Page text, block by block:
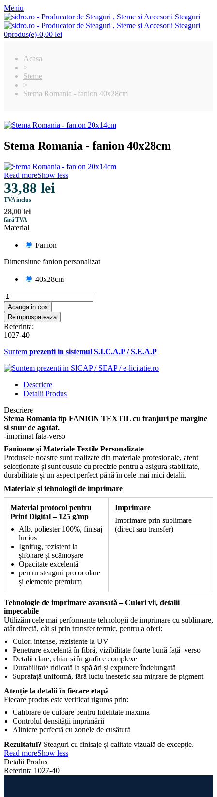
Meniu
0produs(e)-0,00 lei
Acasa
>
Steme
>
Stema Romania - fanion 40x28cm
Stema Romania - fanion 40x28cm
Read moreShow less
33,88 lei
TVA inclus
28,00 lei
fără TVA
Material
Fanion
Dimensiune fanion personalizat
40x28cm
Adauga in cos
Referinta:
1027-40
Suntem prezenti in sistemul S.I.C.A.P / S.E.A.P
Descriere
Detalii Produs
Descriere
Stema Romania tip FANION TEXTIL cu franjuri pe margine
si snur de agatat.
-imprimat fata-verso
Fanioane și Materiale Textile Personalizate
Produsele noastre sunt realizate din materiale profesionale, atent
selecționate și sunt cusute cu precizie pentru a asigura stabilitate,
durabilitate și un aspect perfect până în cele mai mici detalii.
Materiale și tehnologii de imprimare
Material protocol pentru
Print Digital – 125 g/mp
Alb, poliester 100%, finisaj
lucios
Ignifug, rezistent la
șifonare și scămoșare
Opacitate excelentă
pentru steaguri protocolare
și elemente premium
Imprimare
Imprimare prin sublimare
(direct sau transfer)
Tehnologie de imprimare avansată – Culori vii, detalii
impecabile
Utilizăm cele mai performante tehnologii de imprimare cu sublimare,
atât directă, cât și prin transfer termic, pentru a oferi:
Culori intense, rezistente la UV
Penetrare excelentă în fibră, vizibilitate foarte bună față–verso
Detalii clare, chiar și în grafice complexe
Durabilitate ridicată la spălări și expunere îndelungată
Suprafață uniformă, fără luciu inestetic sau migrare de pigment
Atenție la detalii în fiecare etapă
Fiecare produs este verificat riguros prin:
Calibrare de culoare pentru fidelitate maximă
Controlul densității imprimării
Aliniere perfectă cu zonele de cusătură
Rezultatul? Steaguri cu finisaje și calitate vizuală de excepție.
Read moreShow less
Detalii Produs
Referinta 1027-40